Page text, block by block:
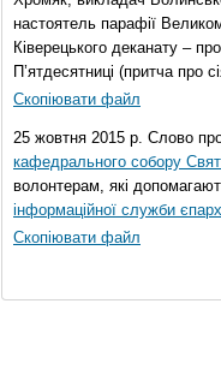
настоятель парафії
Ківерецького деканату –
П’ятдесятниці (притча про
Скопіювати файл
25 жовтня 2015 р. Слово
кафедрального собору
волонтерам, які
інформаційної служби
Скопіювати файл